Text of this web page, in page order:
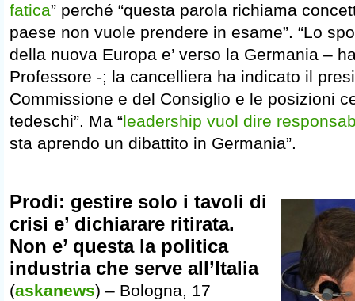
fatica” perché “questa parola richiama
paese non vuole prendere in esame”. “Lo
della nuova Europa e’ verso la Germania –
Professore -; la cancelliera ha indicato il
Commissione e del Consiglio e le posizioni
tedeschi”. Ma “leadership vuol dire
sta aprendo un dibattito in Germania”.
Prodi: gestire solo i tavoli di
crisi e’ dichiarare ritirata.
Non e’ questa la politica
industria che serve all’Italia
(askanews) – Bologna, 17